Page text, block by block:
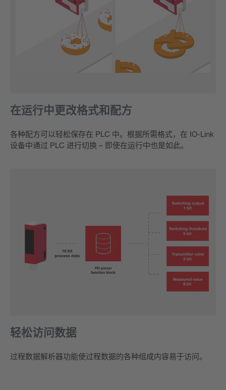
在运行中更改格式和配方
各种配方可以轻松保存在 PLC 中。根据所需格式，在 IO-Link
设备中通过 PLC 进行切换 – 即使在运行中也是如此。
轻松访问数据
过程数据解析器功能使过程数据的各种组成内容易于访问。